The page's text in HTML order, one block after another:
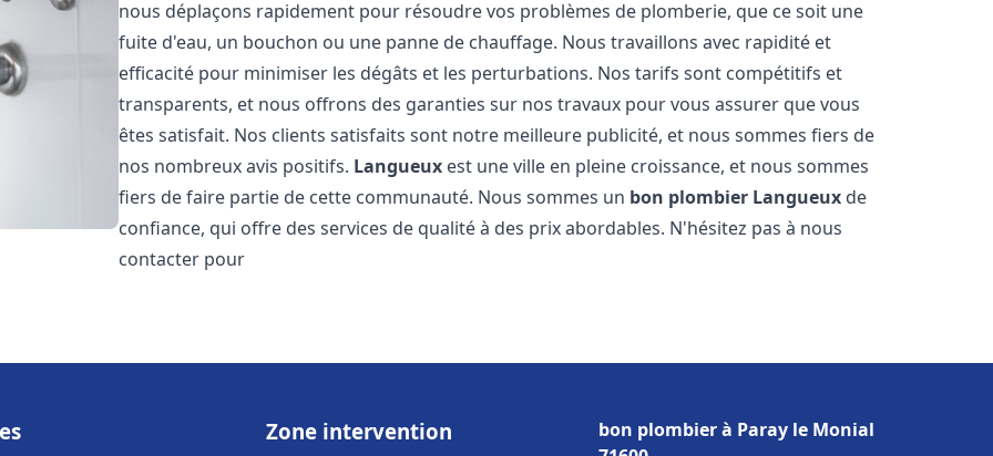
nous déplaçons rapidement pour résoudre vos problèmes de plomberie, que ce soit une
fuite d'eau, un bouchon ou une panne de chauffage. Nous travaillons avec rapidité et
efficacité pour minimiser les dégâts et les perturbations. Nos tarifs sont compétitifs et
transparents, et nous offrons des garanties sur nos travaux pour vous assurer que vous
êtes satisfait. Nos clients satisfaits sont notre meilleure publicité, et nous sommes fiers de
nos nombreux avis positifs. Langueux est une ville en pleine croissance, et nous sommes
fiers de faire partie de cette communauté. Nous sommes un bon plombier Langueux de
confiance, qui offre des services de qualité à des prix abordables. N'hésitez pas à nous
contacter pour
Zone intervention
bon plombier à Paray le Monial